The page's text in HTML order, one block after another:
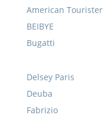
American Tourister
BEIBYE
Bugatti
Delsey Paris
Deuba
Fabrizio